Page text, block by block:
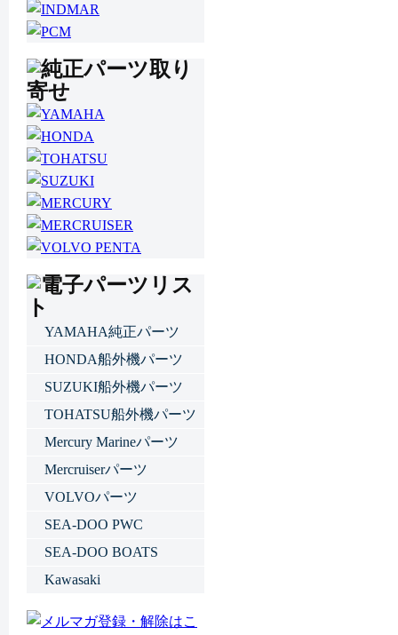
YAMAHA純正パーツ
HONDA船外機パーツ
SUZUKI船外機パーツ
TOHATSU船外機パーツ
Mercury Marineパーツ
Mercruiserパーツ
VOLVOパーツ
SEA-DOO PWC
SEA-DOO BOATS
Kawasaki